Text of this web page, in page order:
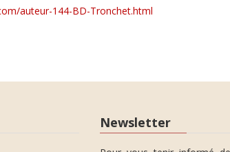
auteur-144-BD-Tronchet.html
Newsletter